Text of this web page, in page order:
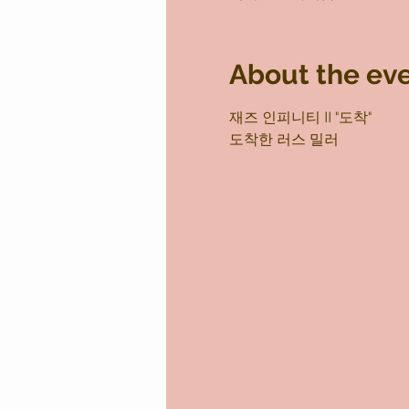
About the
재즈 인피니티 II "도착"
도착한 러스 밀러